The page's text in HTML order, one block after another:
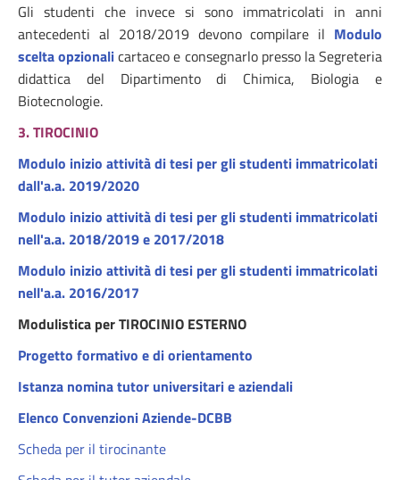
Gli studenti che invece si sono immatricolati in anni
antecedenti al 2018/2019 devono compilare il Modulo
scelta opzionalicartaceo e consegnarlo presso la Segreteria
didattica del Dipartimento di Chimica, Biologia e
Biotecnologie.
3. TIROCINIO
Modulo inizio attività di tesi per gli studenti immatricolati
dall'a.a. 2019/2020
Modulo inizio attività di tesi per gli studenti immatricolati
nell'a.a. 2018/2019 e 2017/2018
Modulo inizio attività di tesi per gli studenti immatricolati
nell'a.a. 2016/2017
Modulistica per TIROCINIO ESTERNO
Progetto formativo e di orientamento
Istanza nomina tutor universitari e aziendali
Elenco Convenzioni Aziende-DCBB
Scheda per il tirocinante